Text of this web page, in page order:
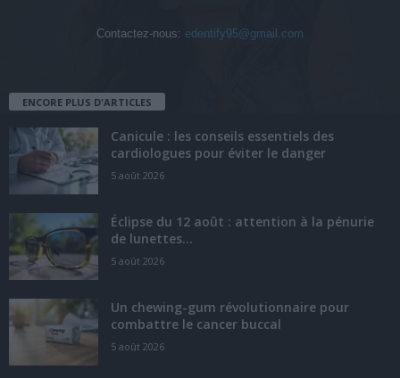
Contactez-nous: edentify95@gmail.com
ENCORE PLUS D'ARTICLES
Canicule : les conseils essentiels des
cardiologues pour éviter le danger
5 août 2026
Éclipse du 12 août : attention à la pénurie
de lunettes...
5 août 2026
Un chewing-gum révolutionnaire pour
combattre le cancer buccal
5 août 2026